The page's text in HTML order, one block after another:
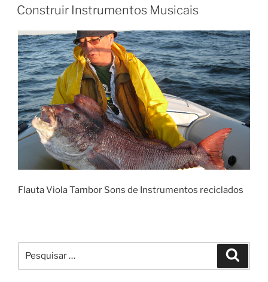
EM
Construir Instrumentos Musicais
Flauta Viola Tambor Sons de Instrumentos reciclados
por: